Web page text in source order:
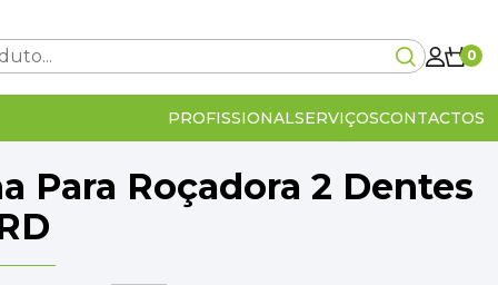
0
PROFISSIONALSERVIÇOSCONTACTOS
Carrinho Vazio!
Para Roçadora 2 Dentes